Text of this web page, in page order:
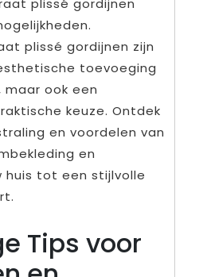
plissé gordijnen
plissé gordijnen zijn
toevoeging
maar ook een
keuze. Ontdek
en voordelen van
en
huis tot een stijlvolle
Tips voor